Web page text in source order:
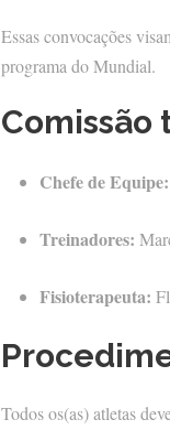
Essas convocações
programa do Mundial.
Comissão
Chefe de Equipe:
Treinadores:
Fisioterapeuta:
Todos os(as) atletas